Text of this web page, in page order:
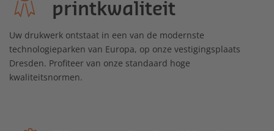
printkwaliteit
Uw drukwerk ontstaat in een van de modernste
technologieparken van Europa, op onze vestigingsplaats
Dresden. Profiteer van onze standaard hoge
kwaliteitsnormen.